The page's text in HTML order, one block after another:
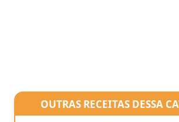
OUTRAS RECEITAS DESSA